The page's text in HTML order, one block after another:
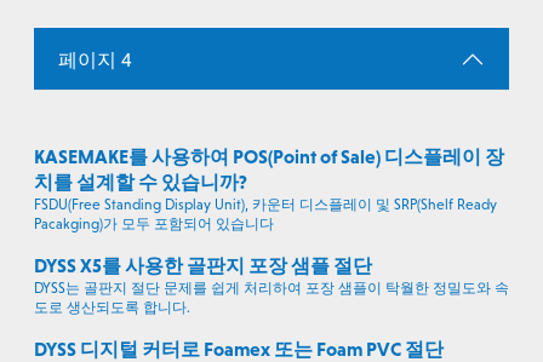
페이지 4
KASEMAKE를 사용하여 POS(Point of Sale) 디스플레이 장
치를 설계할 수 있습니까?
FSDU(Free Standing Display Unit), 카운터 디스플레이 및 SRP(Shelf Ready
Pacakging)가 모두 포함되어 있습니다
DYSS X5를 사용한 골판지 포장 샘플 절단
DYSS는 골판지 절단 문제를 쉽게 처리하여 포장 샘플이 탁월한 정밀도와 속
도로 생산되도록 합니다.
DYSS 디지털 커터로 Foamex 또는 Foam PVC 절단